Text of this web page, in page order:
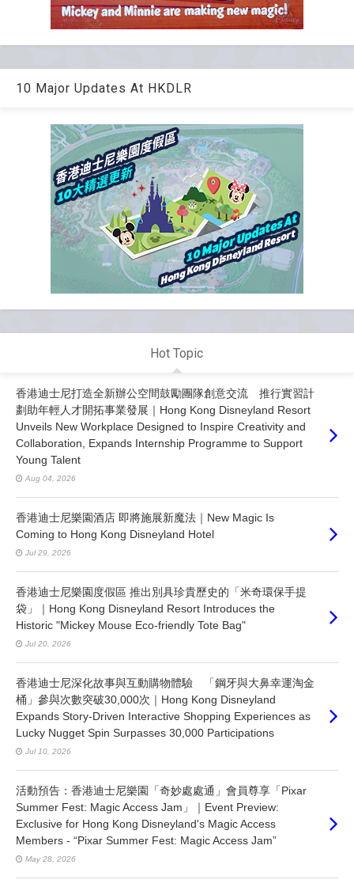
10 Major Updates At HKDLR
Hot Topic
香港迪士尼打造全新辦公空間鼓勵團隊創意交流 推行實習計
劃助年輕人才開拓事業發展｜Hong Kong Disneyland Resort
Unveils New Workplace Designed to Inspire Creativity and
Collaboration, Expands Internship Programme to Support
Young Talent
Aug 04, 2026
香港迪士尼樂園酒店 即將施展新魔法｜New Magic Is
Coming to Hong Kong Disneyland Hotel
Jul 29, 2026
香港迪士尼樂園度假區 推出別具珍貴歷史的「米奇環保手提
袋」｜Hong Kong Disneyland Resort Introduces the
Historic "Mickey Mouse Eco-friendly Tote Bag"
Jul 20, 2026
香港迪士尼深化故事與互動購物體驗 「鋼牙與大鼻幸運淘金
桶」參與次數突破30,000次｜Hong Kong Disneyland
Expands Story-Driven Interactive Shopping Experiences as
Lucky Nugget Spin Surpasses 30,000 Participations
Jul 10, 2026
活動預告：香港迪士尼樂園「奇妙處處通」會員尊享「Pixar
Summer Fest: Magic Access Jam」｜Event Preview:
Exclusive for Hong Kong Disneyland's Magic Access
Members - “Pixar Summer Fest: Magic Access Jam”
May 28, 2026